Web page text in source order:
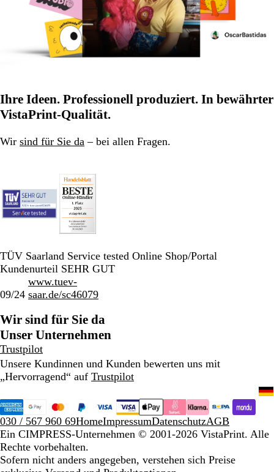
Ihre Ideen. Professionell produziert. In bewährter
VistaPrint-Qualität.
Wir sind für Sie da – bei allen Fragen.
TÜV Saarland Service tested Online Shop/Portal
Kundenurteil SEHR GUT
09/24
www.tuev-
saar.de/sc46079
Wir sind für Sie da
Unser Unternehmen
Trustpilot
Unsere Kundinnen und Kunden bewerten uns mit
„Hervorragend“ auf Trustpilot
030 / 567 960 69HomeImpressumDatenschutzAGB
Ein CIMPRESS-Unternehmen © 2001-2026 VistaPrint. Alle
Rechte vorbehalten.
Sofern nicht anders angegeben, verstehen sich Preise